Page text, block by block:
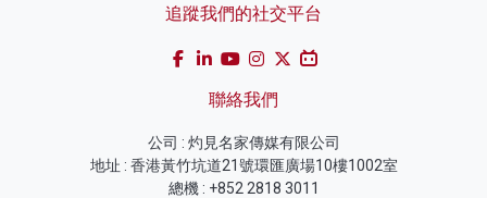
追蹤我們的社交平台
聯絡我們
公司 : 灼見名家傳媒有限公司
地址 : 香港黃竹坑道21號環匯廣場10樓1002室
總機 : +852 2818 3011